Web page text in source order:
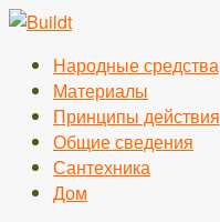
Перейти
контентуНародные средства
Материалы
Принципы действия
Общие сведения
Сантехника
Дом